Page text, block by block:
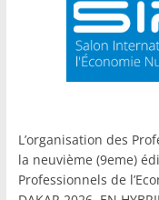
L’organisation des
la neuvième (9eme)
Professionnels de